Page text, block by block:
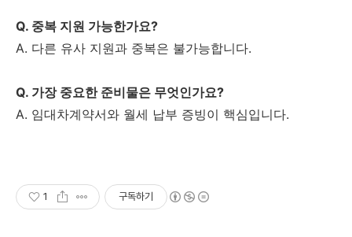
Q. 중복 지원 가능한가요?
A. 다른 유사 지원과 중복은 불가능합니다.
Q. 가장 중요한 준비물은 무엇인가요?
A. 임대차계약서와 월세 납부 증빙이 핵심입니다.
1 구독하기